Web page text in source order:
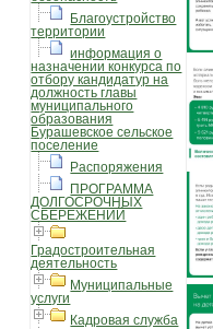
Благоустройство
территории
информация о
назначении конкурса по
отбору кандидатур на
должность главы
муниципального
образования
Бурашевское сельское
поселение
Распоряжения
ПРОГРАММА
ДОЛГОСРОЧНЫХ
СБЕРЕЖЕНИЙ
Градостроительная
деятельность
Муниципальные
услуги
Кадровая служба